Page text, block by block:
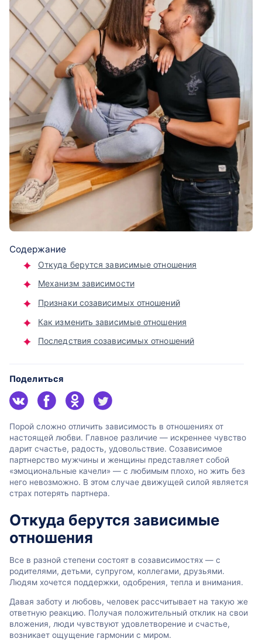
Содержание
Откуда берутся зависимые отношения
Механизм зависимости
Признаки созависимых отношений
Как изменить зависимые отношения
Последствия созависимых отношений
Поделиться
Порой сложно отличить зависимость в отношениях от
настоящей любви. Главное различие — искреннее чувство
дарит счастье, радость, удовольствие. Созависимое
партнерство мужчины и женщины представляет собой
«эмоциональные качели» — с любимым плохо, но жить без
него невозможно. В этом случае движущей силой является
страх потерять партнера.
Откуда берутся зависимые
отношения
Все в разной степени состоят в созависимостях — с
родителями, детьми, супругом, коллегами, друзьями.
Людям хочется поддержки, одобрения, тепла и внимания.
Давая заботу и любовь, человек рассчитывает на такую же
ответную реакцию. Получая положительный отклик на свои
вложения, люди чувствуют удовлетворение и счастье,
возникает ощущение гармонии с миром.